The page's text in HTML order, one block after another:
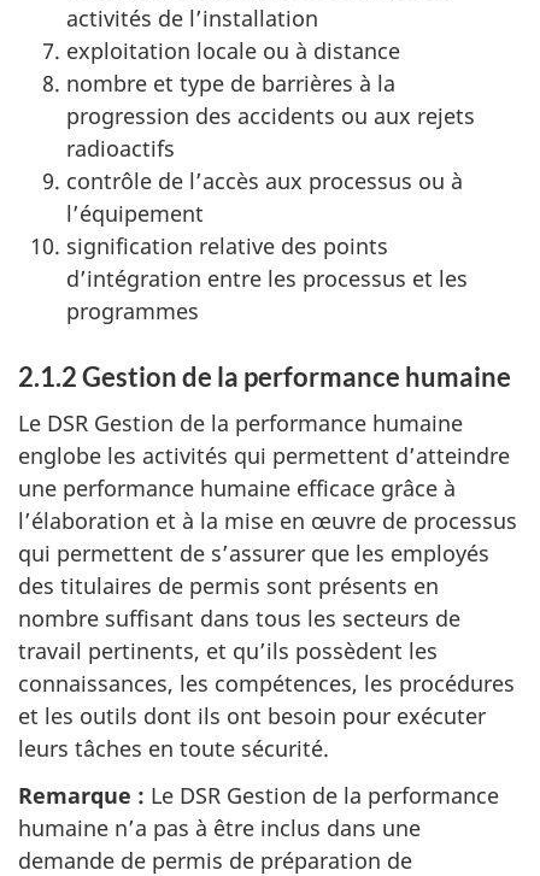
activités de l’installation
exploitation locale ou à distance
nombre et type de barrières à la
progression des accidents ou aux rejets
radioactifs
contrôle de l’accès aux processus ou à
l’équipement
signification relative des points
d’intégration entre les processus et les
programmes
2.1.2 Gestion de la performance humaine
Le DSR Gestion de la performance humaine
englobe les activités qui permettent d’atteindre
une performance humaine efficace grâce à
l’élaboration et à la mise en œuvre de processus
qui permettent de s’assurer que les employés
des titulaires de permis sont présents en
nombre suffisant dans tous les secteurs de
travail pertinents, et qu’ils possèdent les
connaissances, les compétences, les procédures
et les outils dont ils ont besoin pour exécuter
leurs tâches en toute sécurité.
Remarque : Le DSR Gestion de la performance
humaine n’a pas à être inclus dans une
demande de permis de préparation de